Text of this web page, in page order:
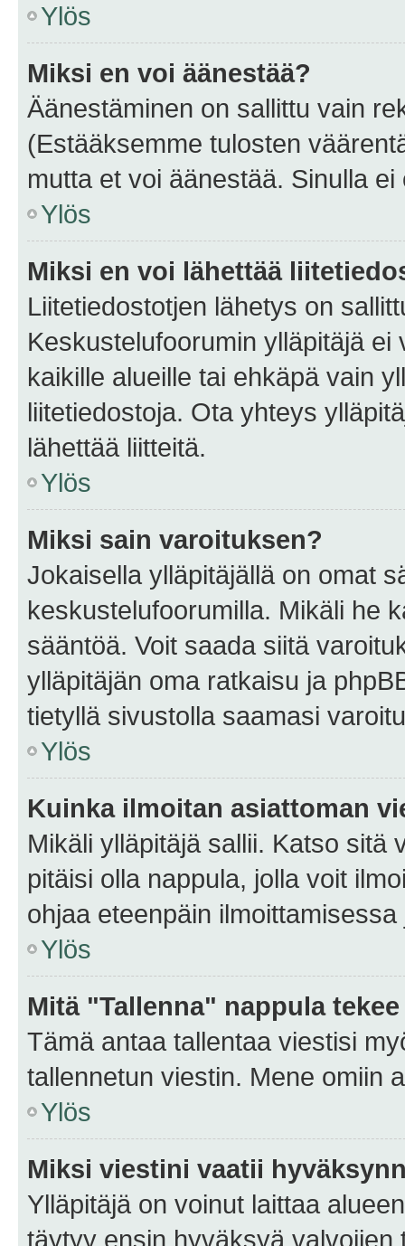
Ylös
Miksi en voi äänestää?
Äänestäminen on sallittu vain
(Estääksemme tulosten
mutta et voi äänestää. Sinulla
Ylös
Miksi en voi lähettää
Liitetiedostotjen lähetys on
Keskustelufoorumin ylläpitäjä
kaikille alueille tai ehkäpä vain
liitetiedostoja. Ota yhteys
lähettää liitteitä.
Ylös
Miksi sain varoituksen?
Jokaisella ylläpitäjällä on omat
keskustelufoorumilla. Mikäli he
sääntöä. Voit saada siitä
ylläpitäjän oma ratkaisu ja
tietyllä sivustolla saamasi
Ylös
Kuinka ilmoitan asiattoman
Mikäli ylläpitäjä sallii. Katso sitä
pitäisi olla nappula, jolla voit
ohjaa eteenpäin
Ylös
Mitä "Tallenna" nappula
Tämä antaa tallentaa viestisi
tallennetun viestin. Mene omiin
Ylös
Miksi viestini vaatii
Ylläpitäjä on voinut laittaa
täytyy ensin hyväksyä